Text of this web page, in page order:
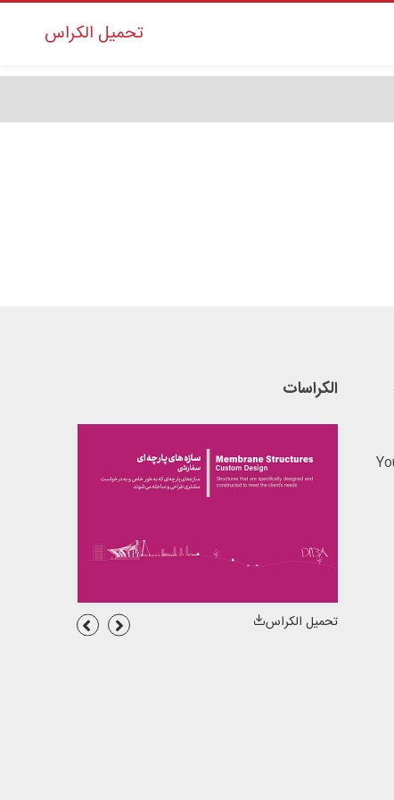
تحمیل الکراس
الکراسات
تحمیل الکراس